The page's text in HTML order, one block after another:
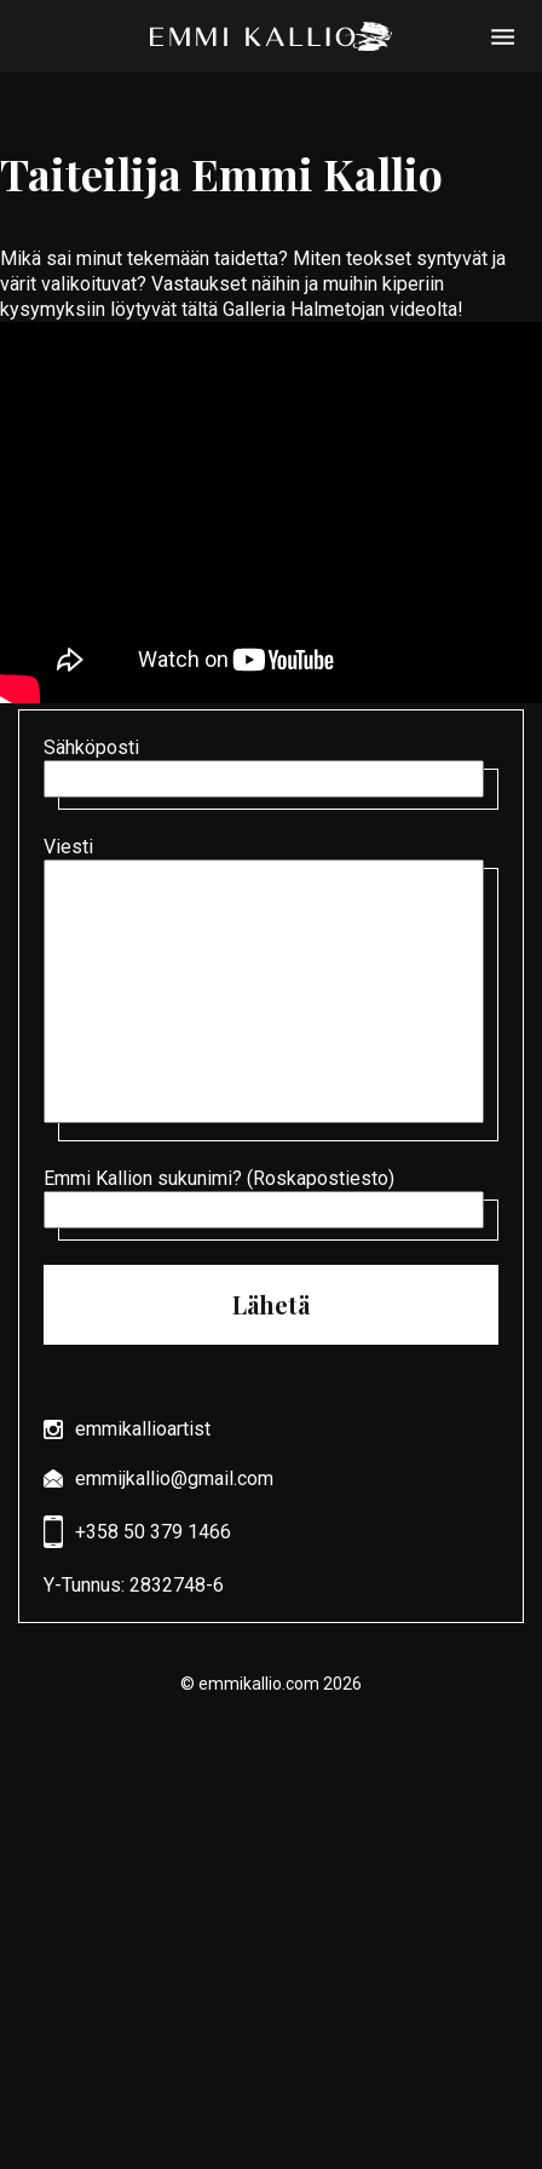
Yhteystiedot
Taiteilija Emmi Kallio
Mikä sai minut tekemään taidetta? Miten teokset syntyvät ja
värit valikoituvat? Vastaukset näihin ja muihin kiperiin
kysymyksiin löytyvät tältä Galleria Halmetojan videolta!
Sähköposti
Viesti
Emmi Kallion sukunimi? (Roskapostiesto)
emmikallioartist
emmijkallio@gmail.com
+358 50 379 1466
Y-Tunnus: 2832748-6
© emmikallio.com 2026